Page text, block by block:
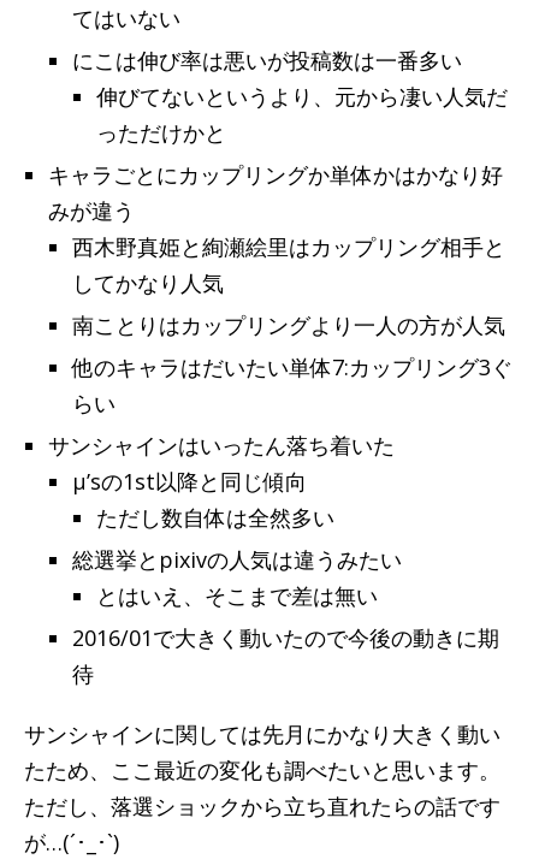
てはいない
にこは伸び率は悪いが投稿数は一番多い
伸びてないというより、元から凄い人気だ
っただけかと
キャラごとにカップリングか単体かはかなり好
みが違う
西木野真姫と絢瀬絵里はカップリング相手と
してかなり人気
南ことりはカップリングより一人の方が人気
他のキャラはだいたい単体7:カップリング3ぐ
らい
サンシャインはいったん落ち着いた
μ’sの1st以降と同じ傾向
ただし数自体は全然多い
総選挙とpixivの人気は違うみたい
とはいえ、そこまで差は無い
2016/01で大きく動いたので今後の動きに期
待
サンシャインに関しては先月にかなり大きく動い
たため、ここ最近の変化も調べたいと思います。
ただし、落選ショックから立ち直れたらの話です
が…(´･_･`)